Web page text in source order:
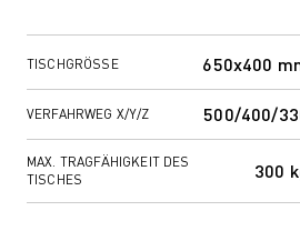
verschiedenen Fräs- und Boh...
TISCHGRÖSSE 650x400
VERFAHRWEG X/Y/Z 500/400/
MAX. TRAGFÄHIGKEIT DES
TISCHES
300